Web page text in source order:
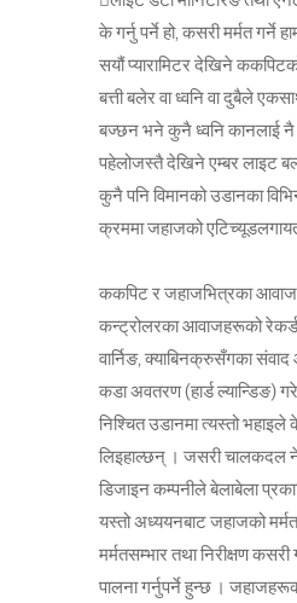
के गर्नु पर्ने हो, कसरी मर्मत
सयौं प्यारामिटर देखिने
बत्ती बलेर वा ध्वनि वा दुबैले
बज्छन भने कुनै ध्वनि कानलाई नै
पहेलोजस्तै देखिने एम्बर लाइट
कुनै पनि विमानको उडानका
क्रममा जहाजको
ककपिट र जहाजभित्रका
कन्ट्रोलरका आवाजहरूको रेकर्ड
वार्निङ, क्याबिनक्रुसँगका
कडा अवतरण (हार्ड ल्यान्डिङ)
निश्चित उडानमा त्यस्तो
लिइहाल्छन् । जसरी चालकदल
डिजाइन कम्पनीले बेलाबेला
यस्तो अध्ययनबाट जहाजको
मर्मतसम्भार तथा निरीक्षण
पालना गर्नुपर्ने हुन्छ ।